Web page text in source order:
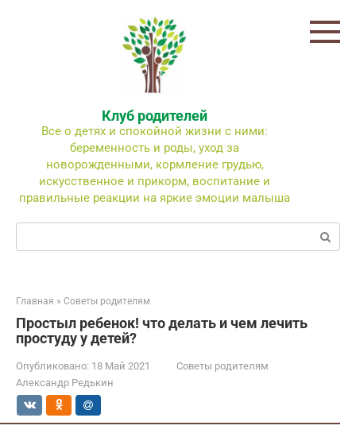
Клуб родителей
Все о детях и спокойной жизни с ними:
беременность и роды, уход за
новорожденными, кормление грудью,
искусственное и прикорм, воспитание и
правильные реакции на яркие эмоции малыша
Поиск:
Главная » Советы родителям
Простыл ребенок! что делать и чем лечить
простуду у детей?
Опубликовано: 18 Май 2021
Советы родителям
Александр Редькин